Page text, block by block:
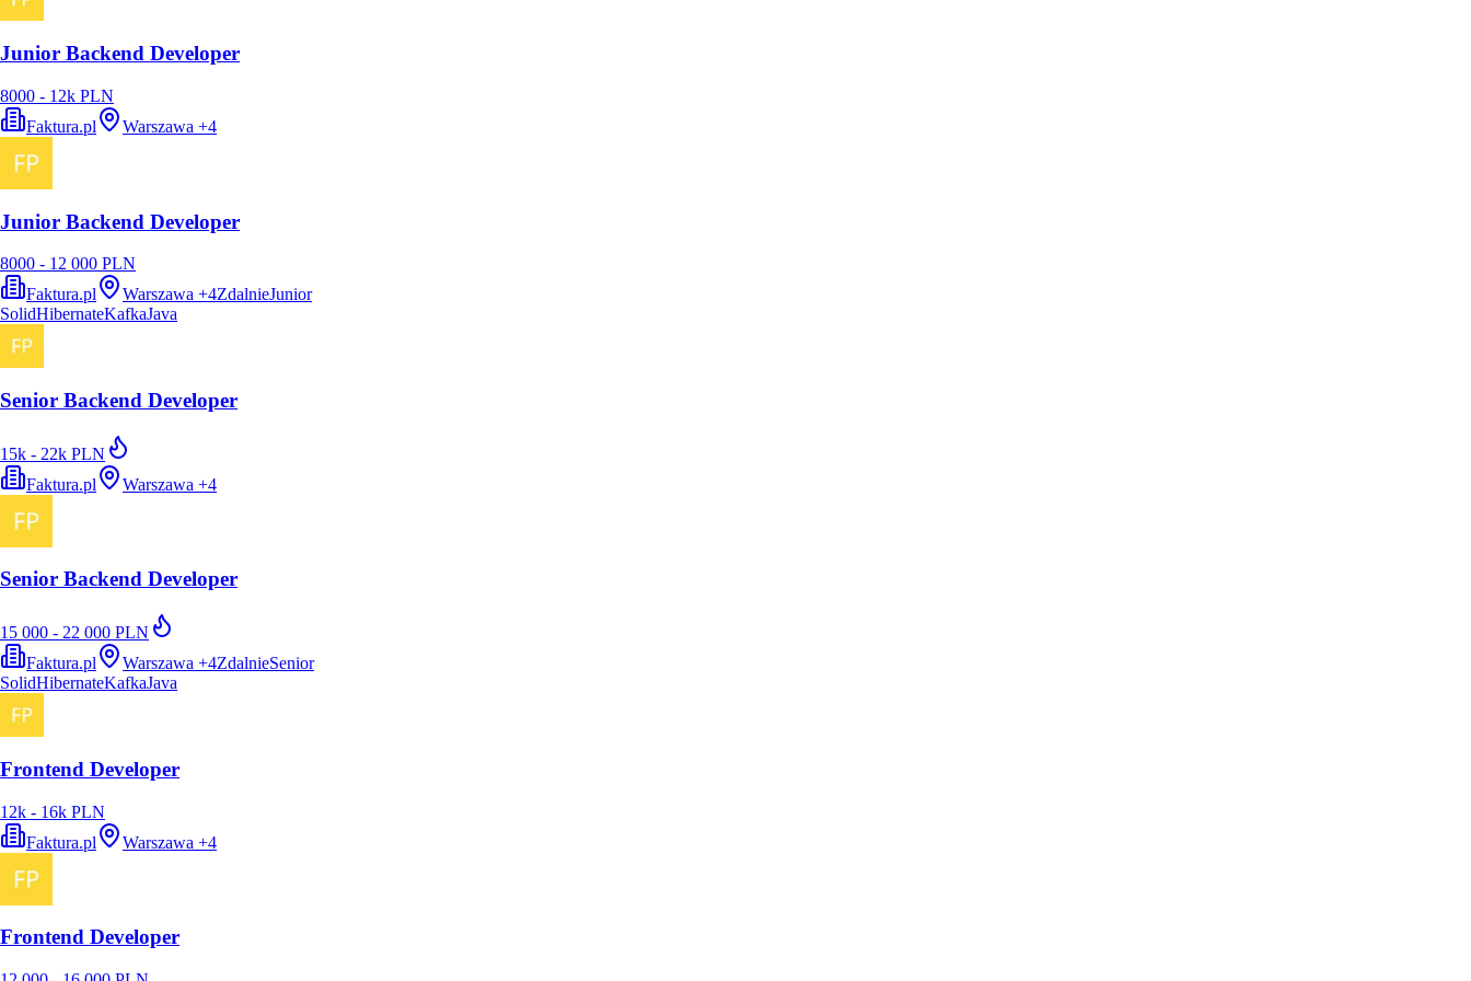
Junior Backend Developer
8000 - 12k PLN
Faktura.pl
Warszawa +4
Junior Backend Developer
8000 - 12 000 PLN
Faktura.pl
Warszawa +4ZdalnieJunior
SolidHibernateKafkaJava
Senior Backend Developer
15k - 22k PLN
Faktura.pl
Warszawa +4
Senior Backend Developer
15 000 - 22 000 PLN
Faktura.pl
Warszawa +4ZdalnieSenior
SolidHibernateKafkaJava
Frontend Developer
12k - 16k PLN
Faktura.pl
Warszawa +4
Frontend Developer